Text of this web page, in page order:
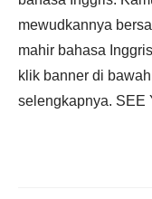
mewudkannya
mahir bahasa
klik banner di
selengkapnya. SEE